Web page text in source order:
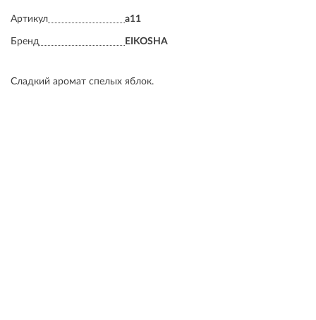
Артикул a11
Бренд EIKOSHA
Сладкий аромат спелых яблок.